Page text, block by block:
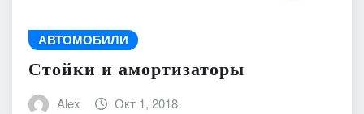
АВТОМОБИЛИ
Стойки и амортизаторы
Alex Окт 1, 2018